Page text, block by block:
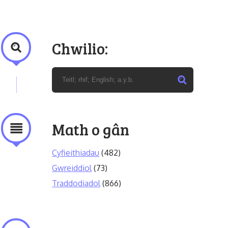
Chwilio:
Math o gân
Cyfieithiadau (482)
Gwreiddiol (73)
Traddodiadol (866)